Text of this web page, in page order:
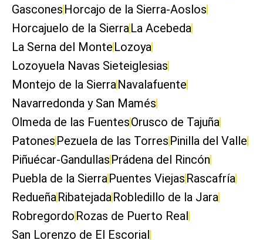
Gascones Horcajo de la Sierra-Aoslos
Horcajuelo de la SierraLa Acebeda
La Serna del Monte Lozoya
Lozoyuela Navas Sieteiglesias
Montejo de la SierraNavalafuente
Navarredonda y San Mamés
Olmeda de las FuentesOrusco de Tajuña
Patones Pezuela de las Torres Pinilla del Valle
Piñuécar-Gandullas Prádena del Rincón
Puebla de la SierraPuentes Viejas Rascafría
RedueñaRibatejadaRobledillo de la Jara
Robregordo Rozas de Puerto Real
San Lorenzo de El Escorial